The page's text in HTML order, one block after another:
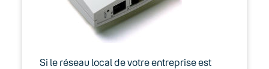
Logiciel Zoiper (softphone)
Si le réseau local de votre entreprise est